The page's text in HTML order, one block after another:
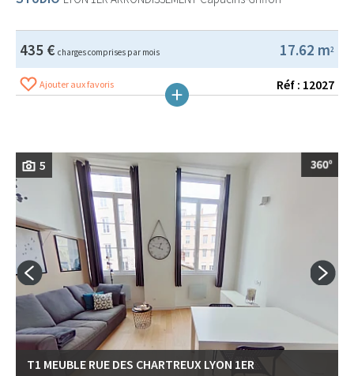
17.62 m2
435 € charges comprises par mois
Ajouter aux favoris Réf : 12027
5
T1 MEUBLE RUE DES CHARTREUX LYON 1ER